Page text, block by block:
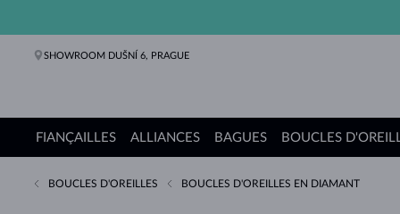
SHOWROOM DUŠNÍ 6, PRAGUE
FIANÇAILLES
Bagues de fiançailles
ALLIANCES
Alliances de mariage
BAGUES
Bagues
BOUCLES
Boucles d'oreilles
Colliers
Bracelets
Perles
Bijoux
Cadeaux
Collections KLENOTA
BOUCLES D'OREILLES BOUCLES D'OREILLES EN DIAMANT